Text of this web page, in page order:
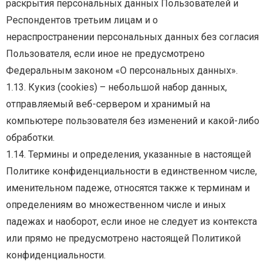
раскрытия персональных данных Пользователей и
Респондентов третьим лицам и о
нераспространении персональных данных без согласия
Пользователя, если иное не предусмотрено
Федеральным законом «О персональных данных».
1.13. Кукиз (cookies) – небольшой набор данных,
отправляемый веб-сервером и хранимый на
компьютере пользователя без изменений и какой-либо
обработки.
1.14. Термины и определения, указанные в настоящей
Политике конфиденциальности в единственном числе,
именительном падеже, относятся также к терминам и
определениям во множественном числе и иных
падежах и наоборот, если иное не следует из контекста
или прямо не предусмотрено настоящей Политикой
конфиденциальности.